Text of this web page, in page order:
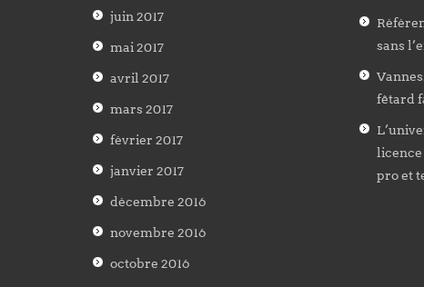
juin 2017
mai 2017
avril 2017
mars 2017
février 2017
janvier 2017
décembre 2016
novembre 2016
octobre 2016
sans
fêtard
licence
pro et